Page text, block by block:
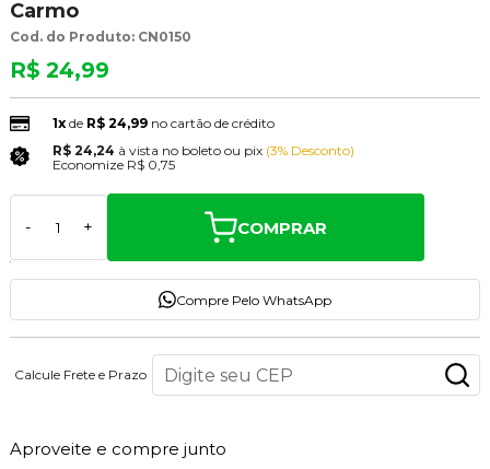
Carmo
Cod. do Produto: CN0150
R$ 24,99
1xde R$ 24,99 no cartão de crédito
R$ 24,24 à vista no boleto ou pix (3% Desconto)
Economize R$ 0,75
- + COMPRAR
Compre Pelo WhatsApp
Calcule Frete e Prazo
Aproveite e compre junto